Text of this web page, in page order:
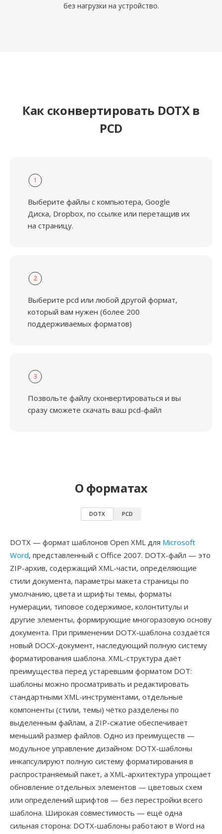
без нагрузки на устройство.
Как сконвертировать DOTX в
PCD
1
Выберите файлы с компьютера, Google
Диска, Dropbox, по ссылке или перетащив их
на страницу.
2
Выберите pcd или любой другой формат,
который вам нужен (более 200
поддерживаемых форматов)
3
Позвольте файлу сконвертироваться и вы
сразу сможете скачать ваш pcd-файл
О форматах
DOTX PCD
DOTX — формат шаблонов Open XML для Microsoft
Word, представленный с Office 2007. DOTX-файл — это
ZIP-архив, содержащий XML-части, определяющие
стили документа, параметры макета страницы по
умолчанию, цвета и шрифты темы, форматы
нумерации, типовое содержимое, колонтитулы и
другие элементы, формирующие многоразовую основу
документа. При применении DOTX-шаблона создаётся
новый DOCX-документ, наследующий полную систему
форматирования шаблона. XML-структура даёт
преимущества перед устаревшим форматом DOT:
шаблоны можно просматривать и редактировать
стандартными XML-инструментами, отдельные
компоненты (стили, темы) чётко разделены по
выделенным файлам, а ZIP-сжатие обеспечивает
меньший размер файлов. Одно из преимуществ —
модульное управление дизайном: DOTX-шаблоны
инкапсулируют полную систему форматирования в
распространяемый пакет, а XML-архитектура упрощает
обновление отдельных элементов — цветовых схем
или определений шрифтов — без перестройки всего
шаблона. Широкая совместимость — ещё одна
сильная сторона: DOTX-шаблоны работают в Word на